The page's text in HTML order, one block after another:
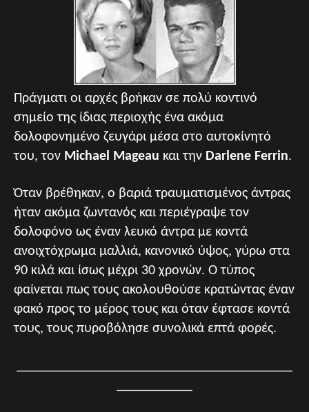
Πράγματι οι αρχές βρήκαν σε πολύ κοντινό
σημείο της ίδιας περιοχής ένα ακόμα
δολοφονημένο ζευγάρι μέσα στο αυτοκίνητό
του, τον Michael Mageau και την Darlene Ferrin.
Όταν βρέθηκαν, ο βαριά τραυματισμένος άντρας
ήταν ακόμα ζωντανός και περιέγραψε τον
δολοφόνο ως έναν λευκό άντρα με κοντά
ανοιχτόχρωμα μαλλιά, κανονικό ύψος, γύρω στα
90 κιλά και ίσως μέχρι 30 χρονών. Ο τύπος
φαίνεται πως τους ακολουθούσε κρατώντας έναν
φακό προς το μέρος τους και όταν έφτασε κοντά
τους, τους πυροβόλησε συνολικά επτά φορές.